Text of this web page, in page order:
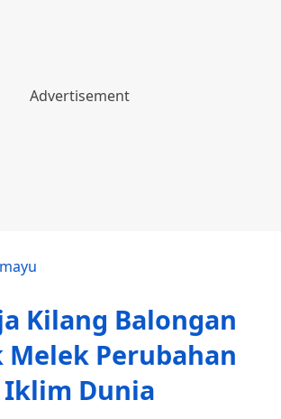
Kilang Balongan
Melek Perubahan
Iklim Dunia